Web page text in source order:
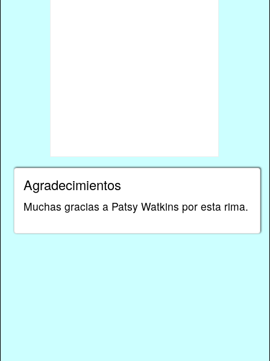
Agradecimientos
Muchas gracias a Patsy Watkins por esta rima.